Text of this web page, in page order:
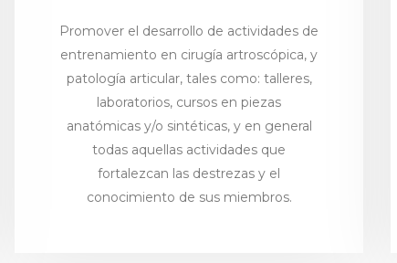
Promover el desarrollo de actividades de
entrenamiento en cirugía artroscópica, y
patología articular, tales como: talleres,
laboratorios, cursos en piezas
anatómicas y/o sintéticas, y en general
todas aquellas actividades que
fortalezcan las destrezas y el
conocimiento de sus miembros.